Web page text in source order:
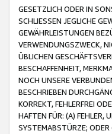
GESETZLICH ODER IN
SCHLIESSEN JEGLICHE
GEWÄHRLEISTUNGEN
VERWENDUNGSZWECK,
ÜBLICHEN
BESCHAFFENHEIT,
NOCH UNSERE
BESCHRIEBEN
KORREKT, FEHLERFREI
HAFTEN FÜR: (A) FEHLER,
SYSTEMABSTÜRZE; ODER